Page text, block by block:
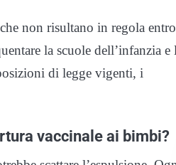
non risultano in regola
la scuole dell’infanzia e
di legge vigenti, i
vaccinale ai bimbi?